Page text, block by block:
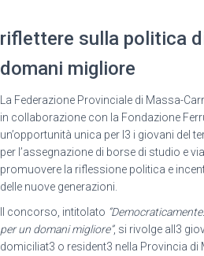
riflettere sulla politica
domani migliore
La Federazione Provinciale di Massa-
in collaborazione con la Fondazione
un’opportunità unica per l3 i giovani del
per l’assegnazione di borse di studio e
promuovere la riflessione politica e
delle nuove generazioni.
Il concorso, intitolato
per un domani migliore”, si rivolge all3
domiciliat3 o resident3 nella Provincia di